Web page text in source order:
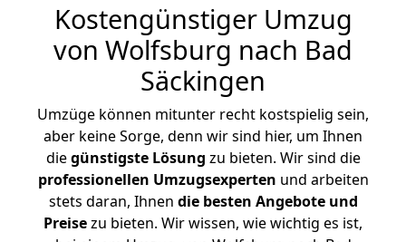
Kostengünstiger Umzug
von Wolfsburg nach Bad
Säckingen
Umzüge können mitunter recht kostspielig sein,
aber keine Sorge, denn wir sind hier, um Ihnen
diegünstigste Lösung zu bieten. Wir sind die
professionellen Umzugsexperten und arbeiten
stets daran, Ihnen die besten Angebote und
Preisezu bieten. Wir wissen, wie wichtig es ist,